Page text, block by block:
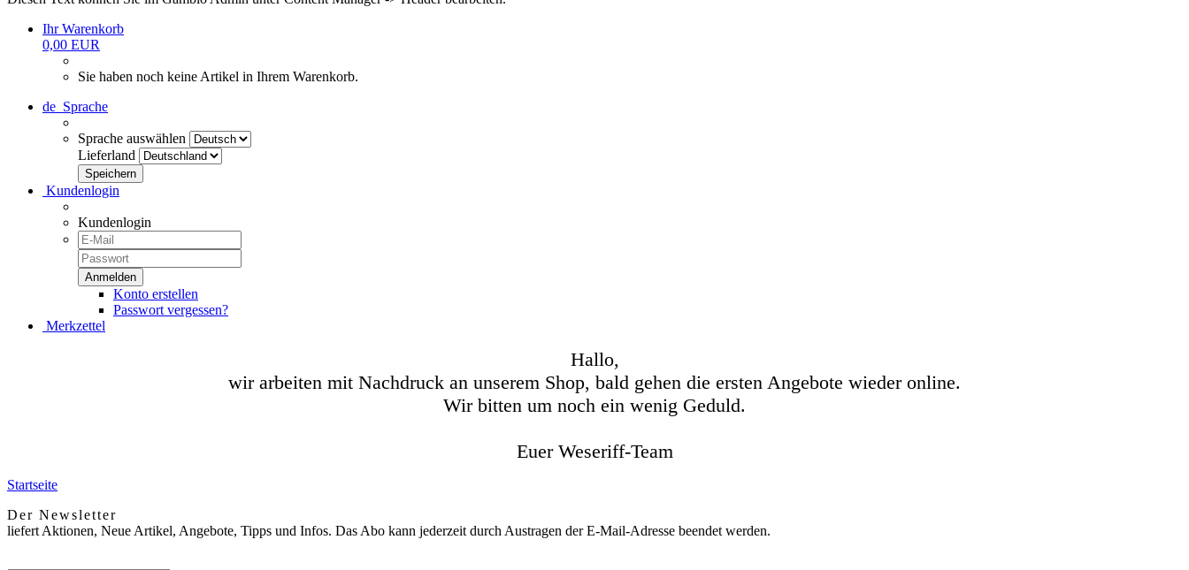
Ihr Warenkorb
0,00 EUR
Sie haben noch keine Artikel in Ihrem Warenkorb.
de Sprache
Sprache auswählen
Lieferland
Kundenlogin
Kundenlogin
Konto erstellen
Passwort vergessen?
Merkzettel
Hallo,
wir arbeiten mit Nachdruck an unserem Shop, bald gehen die ersten Angebote wieder online.
Wir bitten um noch ein wenig Geduld.
Euer Weseriff-Team
Startseite
Der Newsletter
liefert Aktionen, Neue Artikel, Angebote, Tipps und Infos. Das Abo kann jederzeit durch Austragen der E-Mail-Adresse beendet werden.